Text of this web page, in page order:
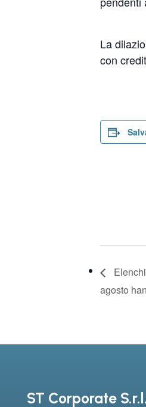
La
con
agosto
ST Corporate S.r.l.